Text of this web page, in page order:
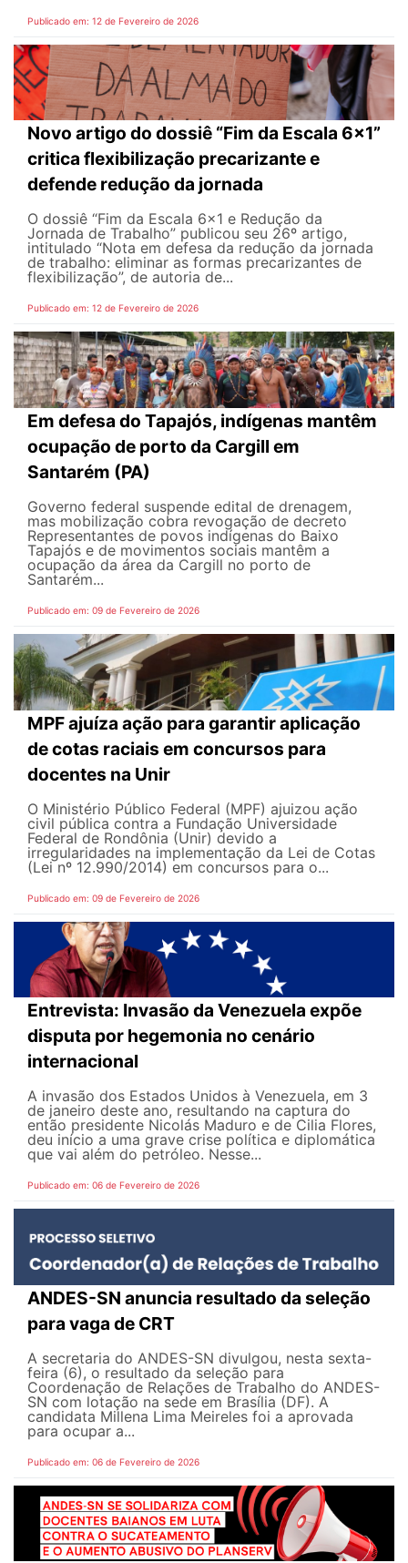
Publicado em: 12 de Fevereiro de 2026
Novo artigo do dossiê “Fim da Escala 6×1”
critica flexibilização precarizante e
defende redução da jornada
O dossiê “Fim da Escala 6×1 e Redução da
Jornada de Trabalho” publicou seu 26º artigo,
intitulado “Nota em defesa da redução da jornada
de trabalho: eliminar as formas precarizantes de
flexibilização”, de autoria de...
Publicado em: 12 de Fevereiro de 2026
Em defesa do Tapajós, indígenas mantêm
ocupação de porto da Cargill em
Santarém (PA)
Governo federal suspende edital de drenagem,
mas mobilização cobra revogação de decreto
Representantes de povos indígenas do Baixo
Tapajós e de movimentos sociais mantêm a
ocupação da área da Cargill no porto de
Santarém...
Publicado em: 09 de Fevereiro de 2026
MPF ajuíza ação para garantir aplicação
de cotas raciais em concursos para
docentes na Unir
O Ministério Público Federal (MPF) ajuizou ação
civil pública contra a Fundação Universidade
Federal de Rondônia (Unir) devido a
irregularidades na implementação da Lei de Cotas
(Lei nº 12.990/2014) em concursos para o...
Publicado em: 09 de Fevereiro de 2026
Entrevista: Invasão da Venezuela expõe
disputa por hegemonia no cenário
internacional
A invasão dos Estados Unidos à Venezuela, em 3
de janeiro deste ano, resultando na captura do
então presidente Nicolás Maduro e de Cilia Flores,
deu início a uma grave crise política e diplomática
que vai além do petróleo. Nesse...
Publicado em: 06 de Fevereiro de 2026
ANDES-SN anuncia resultado da seleção
para vaga de CRT
A secretaria do ANDES-SN divulgou, nesta sexta-
feira (6), o resultado da seleção para
Coordenação de Relações de Trabalho do ANDES-
SN com lotação na sede em Brasília (DF). A
candidata Millena Lima Meireles foi a aprovada
para ocupar a...
Publicado em: 06 de Fevereiro de 2026